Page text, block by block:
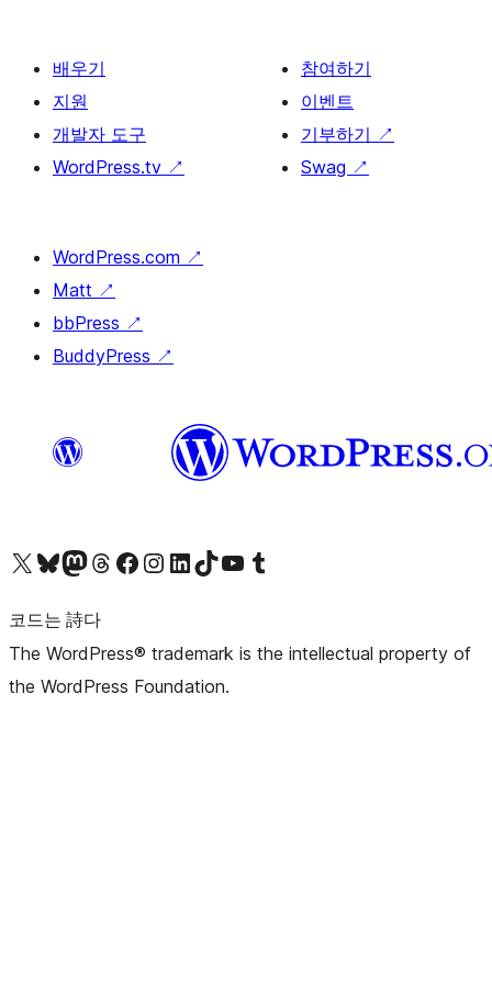
배우기
지원
개발자 도구
WordPress.tv ↗
참여하기
이벤트
기부하기 ↗
Swag ↗
WordPress.com ↗
Matt ↗
bbPress ↗
BuddyPress ↗
X(이전 트위터) 계정 방문하기블루스카이 계정 방문하기마스토돈 계정 방문하기스레드 계정 방문하기 페이스북 페이지 방문하기인스타그램 계정 방문하기 LinkedIn 계정 방문하기틱톡 계정 방문하기유튜브 채널 방문하기 텀블러 계정 방문하기
코드는 詩다
The WordPress® trademark is the intellectual property of
the WordPress Foundation.